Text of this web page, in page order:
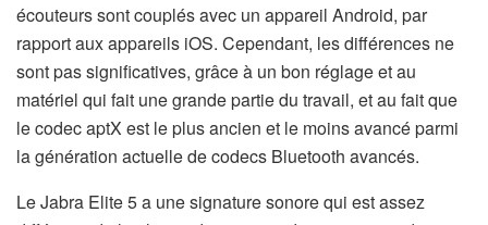
écouteurs sont couplés avec un appareil Android, par
rapport aux appareils iOS. Cependant, les différences ne
sont pas significatives, grâce à un bon réglage et au
matériel qui fait une grande partie du travail, et au fait que
le codec aptX est le plus ancien et le moins avancé parmi
la génération actuelle de codecs Bluetooth avancés.
Le Jabra Elite 5 a une signature sonore qui est assez